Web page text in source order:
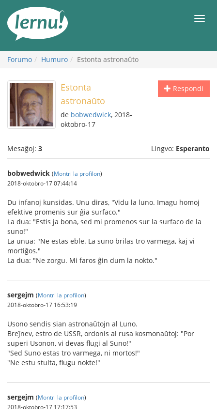
enhavo
Forumo Humuro Estonta astronaŭto
Respondi
Estonta
astronaŭto
de bobwedwick, 2018-
oktobro-17
Mesaĝoj: 3 Lingvo: Esperanto
bobwedwick (Montri la profilon)
2018-oktobro-17 07:44:14
Du infanoj kunsidas. Unu diras, "Vidu la luno. Imagu homoj
efektive promenis sur ĝia surfaco."
La dua: "Estis ja bona, sed mi promenos sur la surfaco de la
suno!"
La unua: "Ne estas eble. La suno brilas tro varmega, kaj vi
mortiĝos."
La dua: "Ne zorgu. Mi faros ĝin dum la nokto."
sergejm (Montri la profilon)
2018-oktobro-17 16:53:19
Usono sendis sian astronaŭtojn al Luno.
Breĵnev, estro de USSR, ordonis al rusa kosmonaŭtoj: "Por
superi Usonon, vi devas flugi al Suno!"
"Sed Suno estas tro varmega, ni mortos!"
"Ne estu stulta, flugu nokte!"
sergejm (Montri la profilon)
2018-oktobro-17 17:17:53